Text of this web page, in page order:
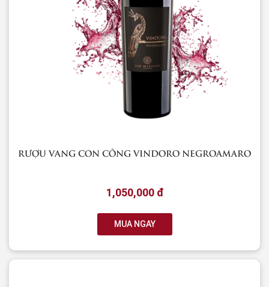
RƯỢU VANG CON CÔNG VINDORO NEGROAMARO
1,050,000 đ
MUA NGAY